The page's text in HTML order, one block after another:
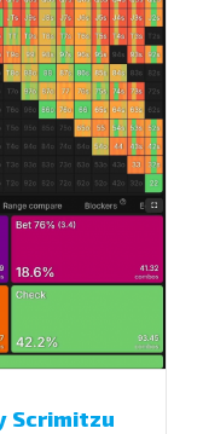
Scrimitzu